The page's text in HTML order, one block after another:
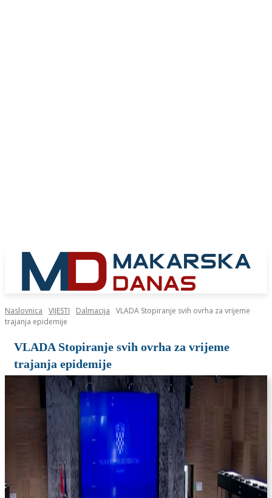
Naslovnica VIJESTI Dalmacija
VLADA Stopiranje svih ovrha za vrijeme
trajanja epidemije
VLADA Stopiranje svih ovrha za vrijeme
trajanja epidemije